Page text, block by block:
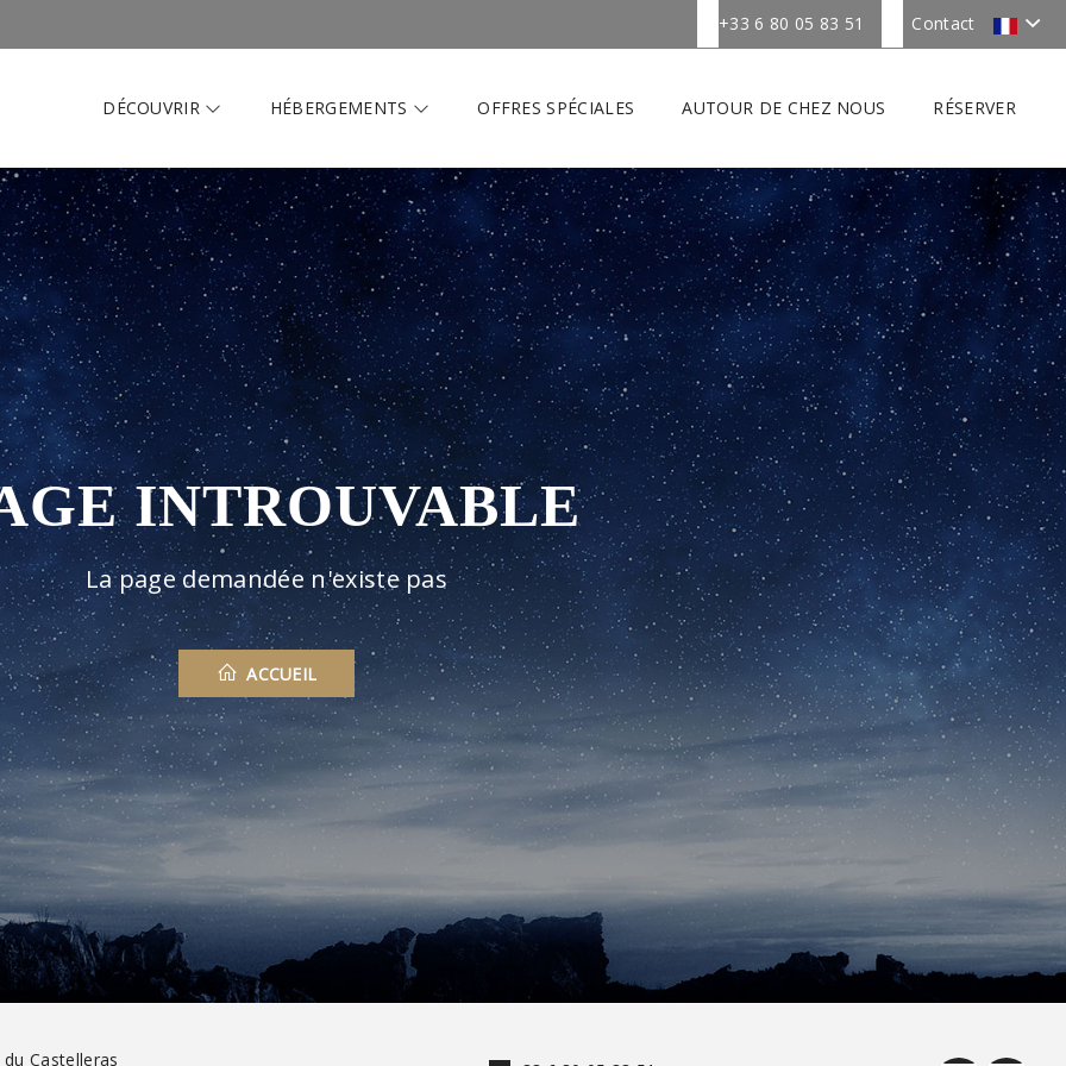
Contact
+33 6 80 05 83 51
DÉCOUVRIR HÉBERGEMENTS OFFRES SPÉCIALES AUTOUR DE CHEZ NOUS RÉSERVER
INTROUVABLE
La page demandée n'existe pas
ACCUEIL
Castelleras